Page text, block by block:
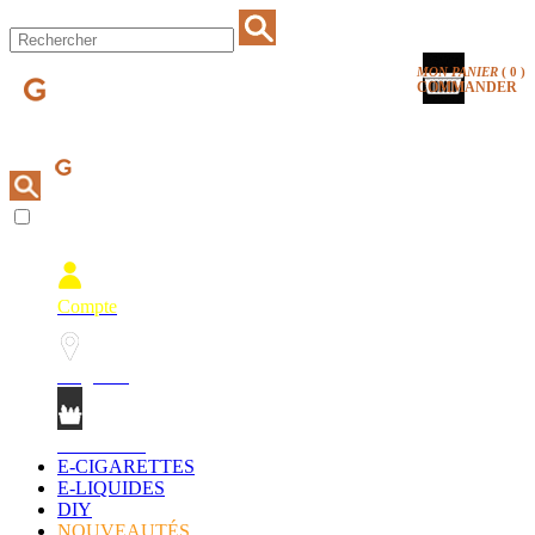
MON PANIER ( 0 )
COMMANDER
Compte
E-CIGARETTES
E-LIQUIDES
DIY
NOUVEAUTÉS